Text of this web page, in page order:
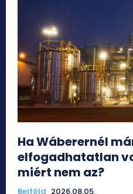
Ha Wáberernél
elfogadhatatlan
miért nem az?
Belföld 2026.08.05.